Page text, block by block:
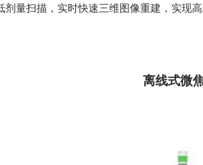
剂量扫描，实时快速三维图像重建，实现
离线式微